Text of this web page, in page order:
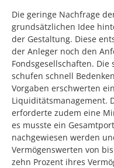
Die geringe Nachfrage
grundsätzlichen Idee
der Gestaltung. Diese
der Anleger noch den
Fondsgesellschaften.
schufen schnell
Vorgaben erschwerten
Liquiditätsmanagement.
erforderte zudem eine
es musste ein
nachgewiesen werden
Vermögenswerten von
zehn Prozent ihres